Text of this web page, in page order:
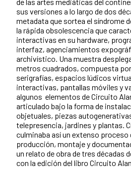
sus versiones a lo largo de dos
metadata que sortea el síndrome
la rápida obsolescencia que
interactivas en su hardware,
interfaz, agenciamientos
archivístico. Una muestra
metros cuadrados, compuesta
serigrafías, espacios lúdicos
interactivas, pantallas móviles y
algunos elementos de Circuito
articulado bajo la forma de
objetuales, piezas
telepresencia, jardines y plantas.
culminaba así un extenso
producción, montaje y
un relato de obra de tres décadas
con la edición del libro Circuito